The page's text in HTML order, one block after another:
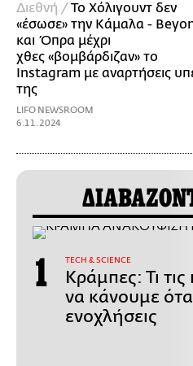
Διεθνή / Το Χόλιγουντ δεν
«έσωσε» την Κάμαλα -
και Όπρα μέχρι
χθες «βομβάρδιζαν» το
Instagram με αναρτήσεις
της
LIFO NEWSROOM
6.11.2024
ΤECH & SCIENCE
Κράμπες: Τι τις
να κάνουμε
ενοχλήσεις